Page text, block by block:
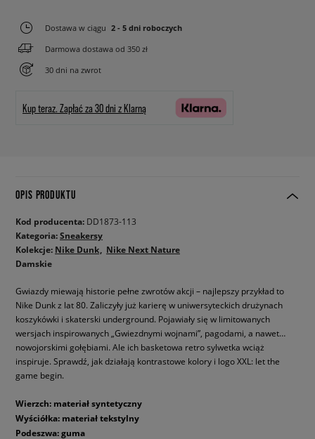
Dostawa w ciągu 2 - 5 dni roboczych
Darmowa dostawa od 350 zł
30 dni na zwrot
Kup teraz. Zapłać za 30 dni z Klarną
OPIS PRODUKTU
Kod producenta: DD1873-113
Kategoria:Sneakersy
Kolekcje: Nike Dunk
Nike Next Nature
Damskie
Gwiazdy miewają historie pełne zwrotów akcji – najlepszy przykład to
Nike Dunk z lat 80. Zaliczyły już karierę w uniwersyteckich drużynach
koszykówki i skaterski underground. Pojawiały się w limitowanych
wersjach inspirowanych „Gwiezdnymi wojnami”, pagodami, a nawet…
nowojorskimi gołębiami. Ale ich basketowa retro sylwetka wciąż
inspiruje. Sprawdź, jak działają kontrastowe kolory i logo XXL: let the
game begin.
Wierzch: materiał syntetyczny
Wyściółka: materiał tekstylny
Podeszwa: guma